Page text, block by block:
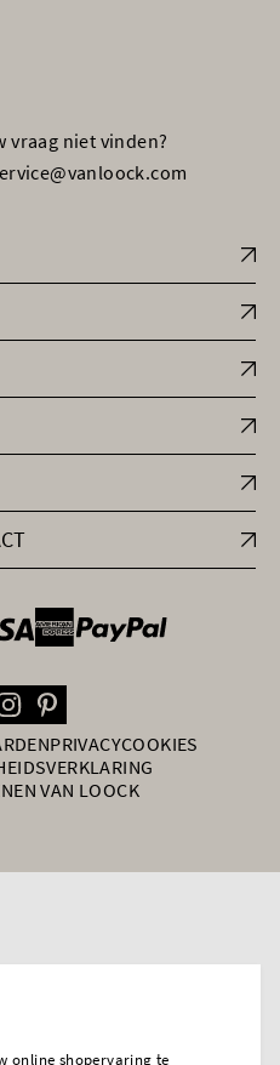
vraag niet vinden?
PRIVACYCOOKIES
VAN LOOCK
online shopervaring te